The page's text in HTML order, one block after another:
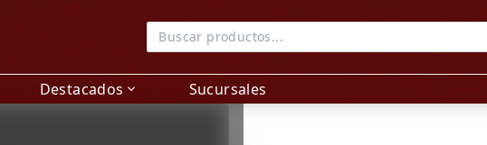
Destacados expand_more Sucursales